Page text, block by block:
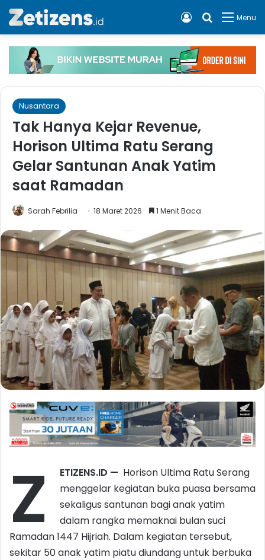
Menu
Cari apa,
Log In
Nusantara
Tak Hanya Kejar Revenue,
Horison Ultima Ratu Serang
Gelar Santunan Anak Yatim
saat Ramadan
Sarah Febrilia 18 Maret 2026 1 Menit Baca
Z ETIZENS.ID — Horison Ultima Ratu Serang
menggelar kegiatan buka puasa bersama
sekaligus santunan bagi anak yatim
dalam rangka memaknai bulan suci
Ramadan 1447 Hijriah. Dalam kegiatan tersebut,
sekitar 50 anak yatim piatu diundang untuk berbuka